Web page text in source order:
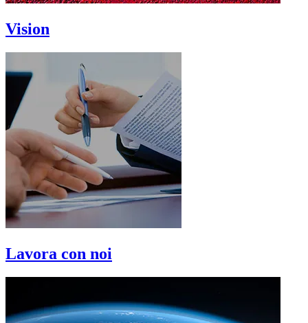
Vision
Lavora con noi